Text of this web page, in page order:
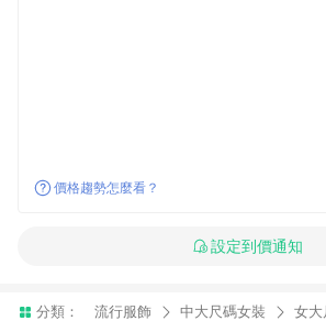
價格趨勢怎麼看？
設定到價通知
分類： 流行服飾 中大尺碼女裝 女大